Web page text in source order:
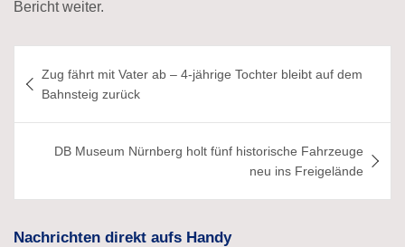
Bericht weiter.
Zug fährt mit Vater ab – 4-jährige Tochter bleibt auf dem
Bahnsteig zurück
DB Museum Nürnberg holt fünf historische Fahrzeuge
neu ins Freigelände
Nachrichten direkt aufs Handy